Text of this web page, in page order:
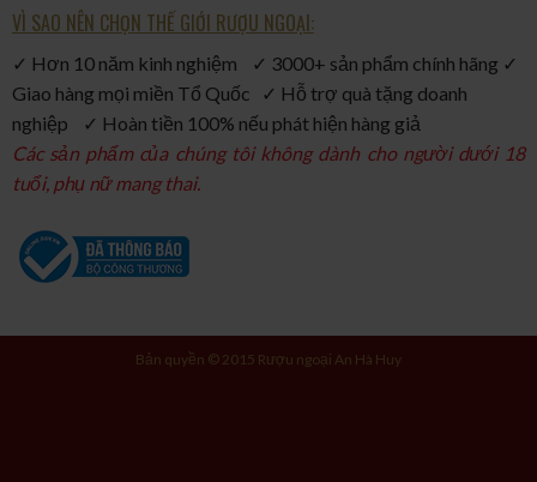
VÌ SAO NÊN CHỌN THẾ GIỚI RƯỢU NGOẠI:
✓ Hơn 10 năm kinh nghiệm ✓ 3000+ sản phẩm chính hãng ✓
Giao hàng mọi miền Tổ Quốc ✓ Hỗ trợ quà tặng doanh
nghiệp ✓ Hoàn tiền 100% nếu phát hiện hàng giả
Các sản phẩm của chúng tôi không dành cho người dưới 18
tuổi, phụ nữ mang thai.
Bản quyền © 2015 Rượu ngoại An Hà Huy